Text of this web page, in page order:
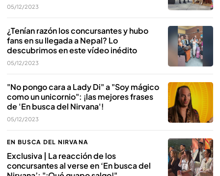
05/12/2023
¿Tenían razón los concursantes y hubo
fans en su llegada a Nepal? Lo
descubrimos en este vídeo inédito
05/12/2023
"No pongo cara a Lady Di" a "Soy mágico
como un unicornio": ¡las mejores frases
de 'En busca del Nirvana'!
05/12/2023
EN BUSCA DEL NIRVANA
Exclusiva | La reacción de los
concursantes al verse en ‘En busca del